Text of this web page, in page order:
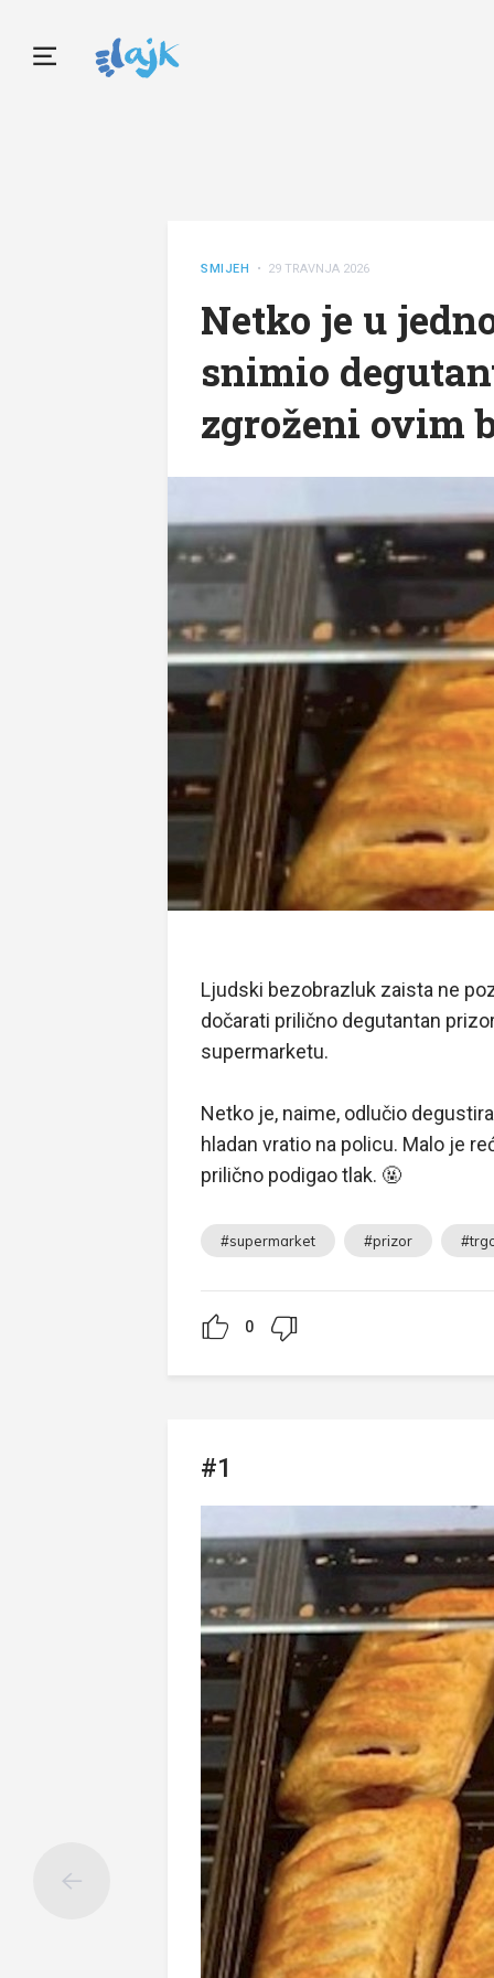
SMIJEH • 29 TRAVNJA 2026
Netko je u
snimio
zgroženi ovim
Ljudski bezobrazluk zaista ne
dočarati prilično degutantan
supermarketu.
Netko je, naime, odlučio
hladan vratio na policu. Malo je
prilično podigao tlak. 🤬
#supermarket #prizor
0
#1